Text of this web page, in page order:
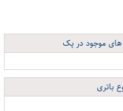
های موجود در پک
باتری